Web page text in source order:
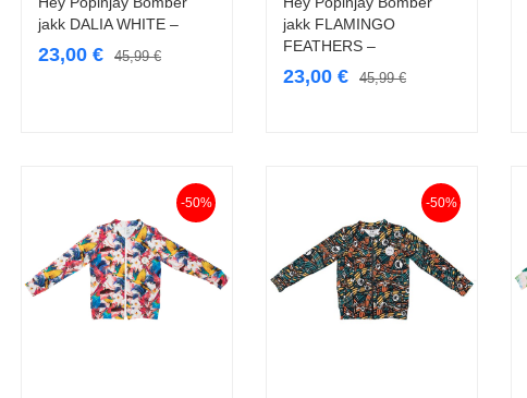
Vali
jakk DALIA WHITE –
45,99€
23,00 €
Vali
jakk FLAMINGO
FEATHERS –
45,99€
23,00 €
-50% -50%